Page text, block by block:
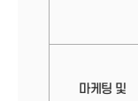
마케팅 및